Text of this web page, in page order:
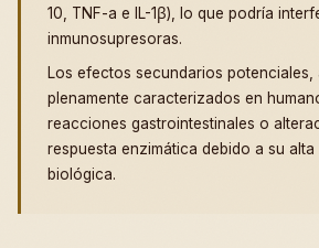
10, TNF-a e IL-1β), lo que podría
inmunosupresoras.
Los efectos secundarios potenciales,
plenamente caracterizados en
reacciones gastrointestinales o
respuesta enzimática debido a su alta
biológica.